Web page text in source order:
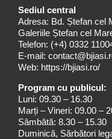
Sediul central
Adresa: Bd. Ștefan cel
Galeriile Ștefan cel
Telefon: (+4) 0332
E-mail:
Web: https://bjiasi.ro/
Program cu publicul:
Luni: 09.30 – 16.30
Marți – Vineri: 09.00 –
Sâmbătă: 8.30 – 15.30
Duminică, Sărbători